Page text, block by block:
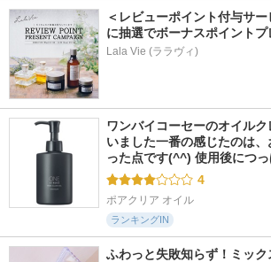
＜レビューポイント付与サ
に抽選でボーナスポイントプ
Lala Vie (ララヴィ)
ワンバイコーセーのオイル
いました一番の感じたのは
った点です(^^) 使用後につ
4
ポアクリア オイル
ランキングIN
ふわっと失敗知らず！ミッ